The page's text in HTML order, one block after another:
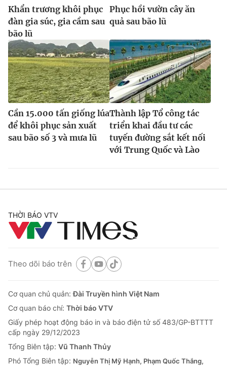
Khẩn trương khôi phục
đàn gia súc, gia cầm sau
bão lũ
Phục hồi vườn cây ăn
quả sau bão lũ
Cần 15.000 tấn giống lúa
để khôi phục sản xuất
sau bão số 3 và mưa lũ
Thành lập Tổ công tác
triển khai đầu tư các
tuyến đường sắt kết nối
với Trung Quốc và Lào
THỜI BÁO VTV
Theo dõi báo trên
Cơ quan chủ quản:Đài Truyền hình Việt Nam
Cơ quan báo chí: Thời báo VTV
Giấy phép hoạt động báo in và báo điện tử số 483/GP-BTTTT
cấp ngày 29/12/2023
Tổng Biên tập: Vũ Thanh Thủy
Phó Tổng Biên tập: Nguyễn Thị Mỹ Hạnh, Phạm Quốc Thắng,